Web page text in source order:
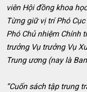
viên Hội đồng khoa
Từng giữ vị trí Phó
Phó Chủ nhiệm Chính
trưởng Vụ trưởng Vụ
Trung ương (nay là
“Cuốn sách tập trung